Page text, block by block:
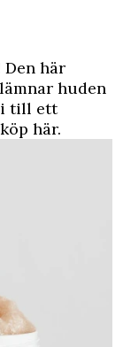
Den här
huden
till ett
här.